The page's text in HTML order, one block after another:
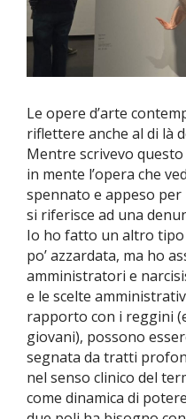
Le opere d’arte
riflettere anche al di là
Mentre scrivevo
in mente l’opera che
spennato e appeso
si riferisce ad una
Io ho fatto un altro
po’ azzardata, ma ho
amministratori e
e le scelte
rapporto con i reggini
giovani), possono
segnata da tratti
nel senso clinico del
come dinamica di